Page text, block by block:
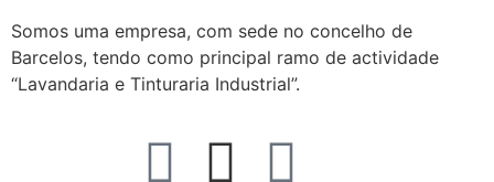
Somos uma empresa, com sede no concelho de
Barcelos, tendo como principal ramo de actividade
“Lavandaria e Tinturaria Industrial”.